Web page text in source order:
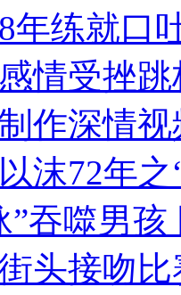
手拳打脚踢
义
公正
8年练就口
感情受挫
制作深情
沫72年
”吞噬男
街头接吻